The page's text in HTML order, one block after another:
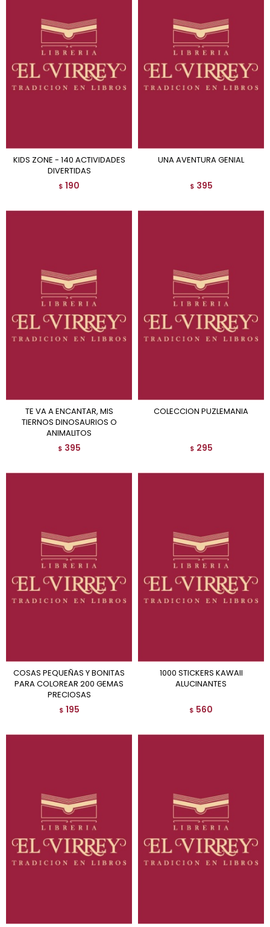
KIDS ZONE - 140 ACTIVIDADES
DIVERTIDAS
$ 190
UNA AVENTURA GENIAL
$ 395
TE VA A ENCANTAR, MIS
TIERNOS DINOSAURIOS O
ANIMALITOS
$ 395
COLECCION PUZLEMANIA
$ 295
COSAS PEQUEÑAS Y BONITAS
PARA COLOREAR 200 GEMAS
PRECIOSAS
$ 195
1000 STICKERS KAWAII
ALUCINANTES
$ 560